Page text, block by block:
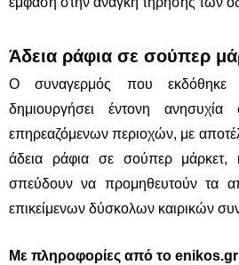
Άδεια ράφια σε σούπερ
Ο συναγερμός που εκδόθηκε
δημιουργήσει έντονη
επηρεαζόμενων περιοχών, με
άδεια ράφια σε σούπερ μάρκετ,
σπεύδουν να προμηθευτούν τα
επικείμενων δύσκολων καιρικών
Με πληροφορίες από το enikos.gr